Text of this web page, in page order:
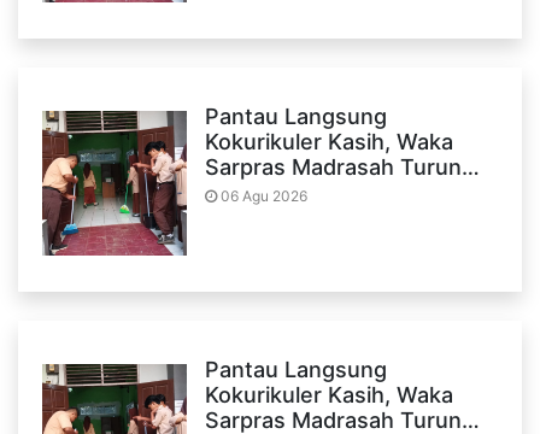
Pantau Langsung
Kokurikuler Kasih, Waka
Sarpras Madrasah Turun…
06 Agu 2026
Pantau Langsung
Kokurikuler Kasih, Waka
Sarpras Madrasah Turun…